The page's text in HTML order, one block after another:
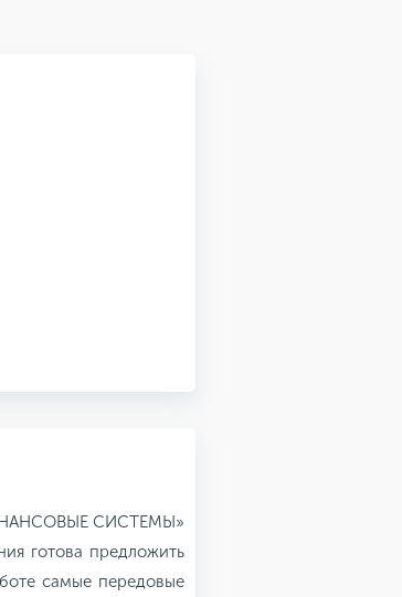
СИСТЕМЫ»
готова предложить
самые передовые